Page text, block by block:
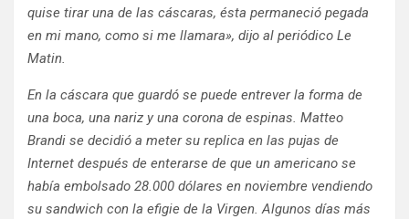
quise tirar una de las cáscaras, ésta permaneció pegada
en mi mano, como si me llamara», dijo al periódico Le
Matin.
En la cáscara que guardó se puede entrever la forma de
una boca, una nariz y una corona de espinas. Matteo
Brandi se decidió a meter su replica en las pujas de
Internet después de enterarse de que un americano se
había embolsado 28.000 dólares en noviembre vendiendo
su sandwich con la efigie de la Virgen. Algunos días más